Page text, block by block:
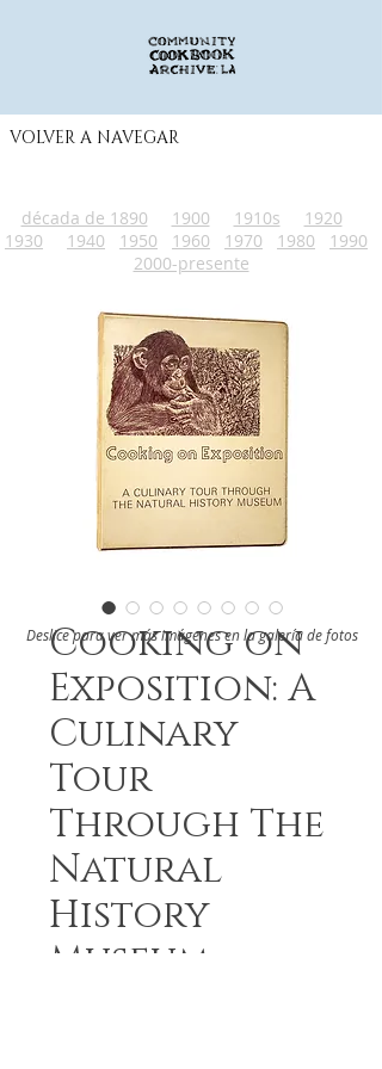
VOLVER A NAVEGAR
década de 1890 1900 1910s
1920
1930
1940 1950 1960 1970 1980
1990
2000-presente
Cooking on
Exposition: A
Culinary
Tour
Through The
Natural
History
Museum
Deslice para ver más imágenes en la galería de fotos